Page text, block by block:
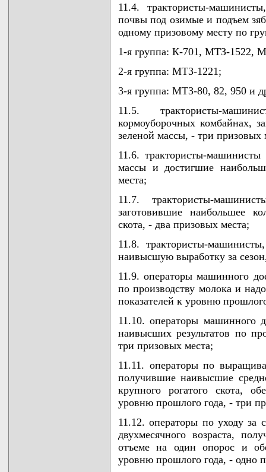
11.4. трактористы-
почвы под озимые и подъем
одному призовому месту по
1-я группа: К-701, МТЗ-1522,
2-я группа: МТЗ-1221;
3-я группа: МТЗ-80, 82, 950 и
11.5. трактористы-
кормоуборочных комбайнах,
зеленой массы, - три призовых
11.6. трактористы-
массы и достигшие
места;
11.7. трактористы-
заготовившие наибольшее
скота, - два призовых места;
11.8. трактористы-
наивысшую выработку за
11.9. операторы машинного
по производству молока и
показателей к уровню
11.10. операторы машинного
наивысших результатов по
три призовых места;
11.11. операторы по
получившие наивысшие
крупного рогатого скота,
уровню прошлого года, - три
11.12. операторы по уходу
двухмесячного возраста,
отъеме на один опорос и
уровню прошлого года, - одно